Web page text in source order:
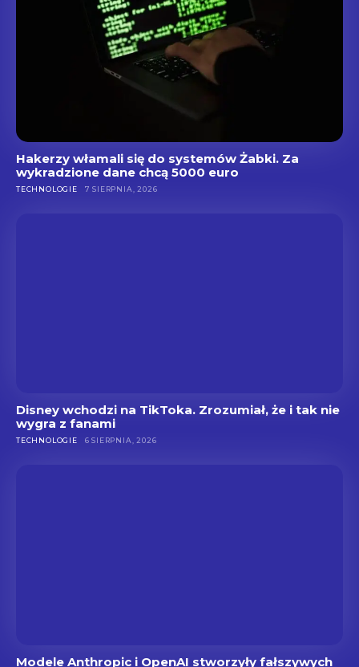
Hakerzy włamali się do systemów Żabki. Za
wykradzione dane chcą 5000 euro
TECHNOLOGIE 7 SIERPNIA, 2026
Disney wchodzi na TikToka. Zrozumiał, że i tak nie
wygra z fanami
TECHNOLOGIE 6 SIERPNIA, 2026
Modele Anthropic i OpenAI stworzyły fałszywych